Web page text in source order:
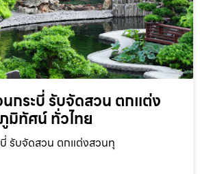
กระบี่ รับจัดสวน ตกแต่ง
มิทัศน์ ทั่วไทย
รับจัดสวน ตกแต่งสวนทุ